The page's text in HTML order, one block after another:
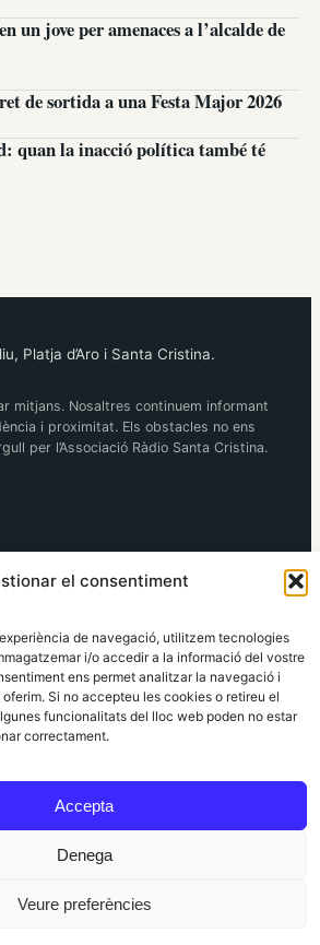
el consentiment
de navegació, utilitzem tecnologies
i/o accedir a la informació del vostre
ens permet analitzar la navegació i
Si no accepteu les cookies o retireu el
funcionalitats del lloc web poden no estar
correctament.
Accepta
Denega
Veure preferències
un jove per amenaces a l’alcalde de
de sortida a una Festa Major 2026
quan la inacció política també té
Platja d’Aro i Santa Cristina.
mitjans. Nosaltres continuem informant
i proximitat. Els obstacles no ens
per l’Associació Ràdio Santa Cristina.